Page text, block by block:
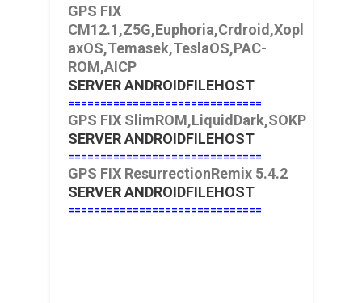
GPS FIX
CM12.1,Z5G,Euphoria,Crdroid,Xopl
axOS,Temasek,TeslaOS,PAC-
ROM,AICP
SERVER ANDROIDFILEHOST
==============================
GPS FIX SlimROM,LiquidDark,SOKP
SERVER ANDROIDFILEHOST
==============================
GPS FIX ResurrectionRemix 5.4.2
SERVER ANDROIDFILEHOST
==============================